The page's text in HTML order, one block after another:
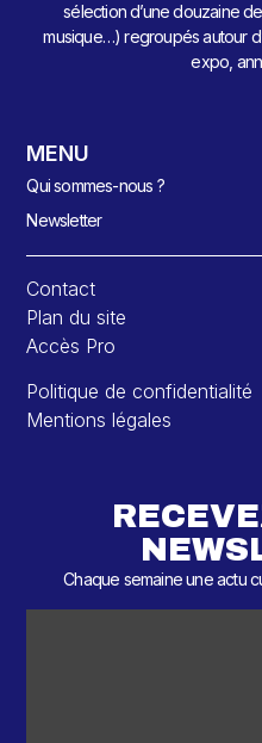
sélection d’une douzaine
musique…) regroupés autour
expo,
MENU
Qui sommes-nous ?
Newsletter
Contact
Plan du site
Accès Pro
Politique de confidentialité
Mentions légales
Chaque semaine une actu